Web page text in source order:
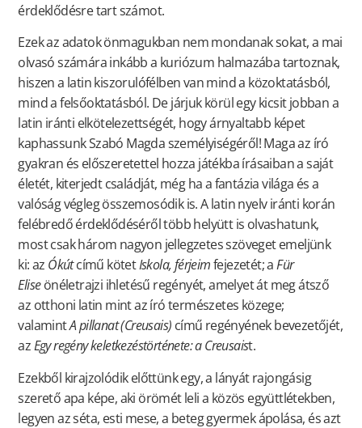
érdeklődésre tart számot.
Ezek az adatok önmagukban nem mondanak sokat, a mai
olvasó számára inkább a kuriózum halmazába tartoznak,
hiszen a latin kiszorulófélben van mind a közoktatásból,
mind a felsőoktatásból. De járjuk körül egy kicsit jobban a
latin iránti elkötelezettségét, hogy árnyaltabb képet
kaphassunk Szabó Magda személyiségéről! Maga az író
gyakran és előszeretettel hozza játékba írásaiban a saját
életét, kiterjedt családját, még ha a fantázia világa és a
valóság végleg összemosódik is. A latin nyelv iránti korán
felébredő érdeklődéséről több helyütt is olvashatunk,
most csak három nagyon jellegzetes szöveget emeljünk
ki: az Ókútcímű kötetIskola, férjeimfejezetét; aFür
Eliseönéletrajzi ihletésű regényét, amelyet át meg átsző
az otthoni latin mint az író természetes közege;
valamintA pillanat (Creusais) című regényének bevezetőjét,
azEgy regény keletkezéstörténete: a Creusaist.
Ezekből kirajzolódik előttünk egy, a lányát rajongásig
szerető apa képe, aki örömét leli a közös együttlétekben,
legyen az séta, esti mese, a beteg gyermek ápolása, és azt